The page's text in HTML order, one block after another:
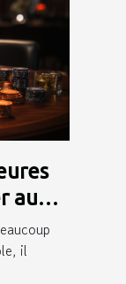
au
il